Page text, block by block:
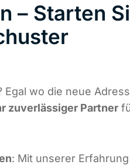
– Starten
Egal wo die neue
zuverlässiger Partner
: Mit unserer